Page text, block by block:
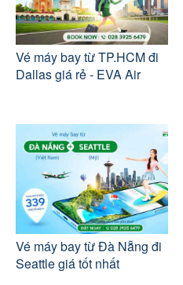
Vé máy bay từ TP.HCM đi
Dallas giá rẻ - EVA Air
Vé máy bay từ Đà Nẵng đi
Seattle giá tốt nhất